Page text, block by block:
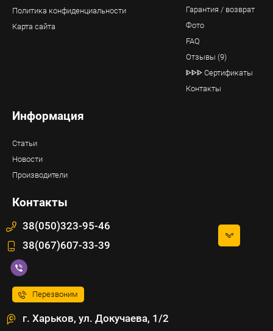
Политика конфиденциальности
Карта сайта
Гарантия / возврат
Фото
FAQ
Отзывы (9)
ᐈᐈᐈ Сертификаты
Контакты
Информация
Статьи
Новости
Производители
Контакты
38(050)323-95-46
38(067)607-33-39
Перезвоним
г. Харьков, ул. Докучаева, 1/2